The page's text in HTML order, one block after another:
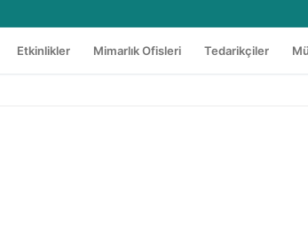
Etkinlikler Mimarlık Ofisleri Tedarikçiler